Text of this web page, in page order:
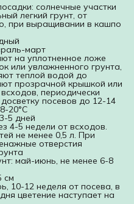
солнечные участки
легкий грунт, от
при выращивании в кашпо
март
на уплотненное ложе
или увлажненного грунта,
теплой водой до
прозрачной крышкой или
периодически
посевов до 12-14
20°С
5 дней
4-5 недели от всходов.
не менее 0,5 л. При
отверстия
май-июнь, не менее 6-8
см
10-12 неделя от посева, в
цветение наступает на